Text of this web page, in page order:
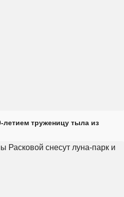
летием труженицу тыла из